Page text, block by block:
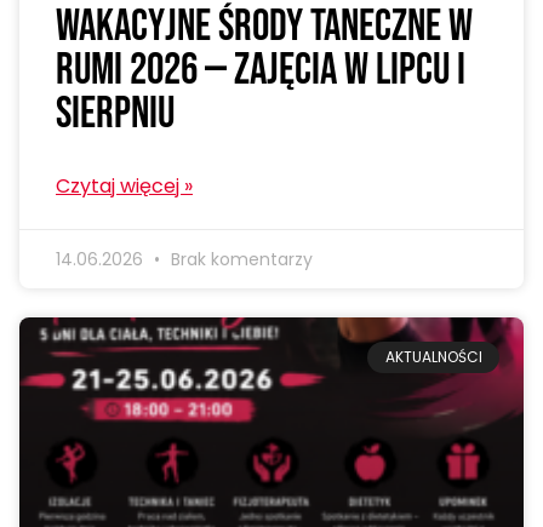
Wakacyjne środy taneczne w
Rumi 2026 — zajęcia w lipcu i
sierpniu
Czytaj więcej »
14.06.2026 Brak komentarzy
AKTUALNOŚCI